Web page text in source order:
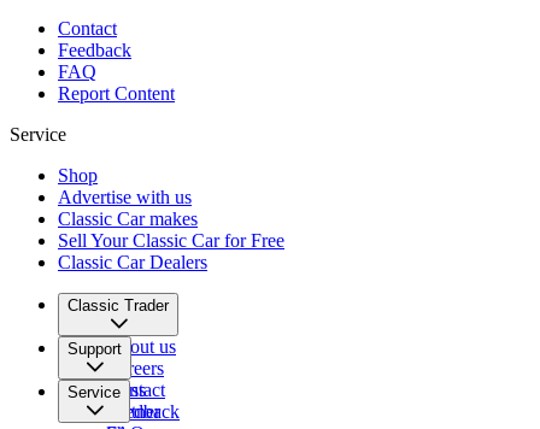
Contact
Feedback
FAQ
Report Content
Service
Shop
Advertise with us
Classic Car makes
Sell Your Classic Car for Free
Classic Car Dealers
Classic Trader
About us
Careers
Press
Partner
Support
Contact
Feedback
Service